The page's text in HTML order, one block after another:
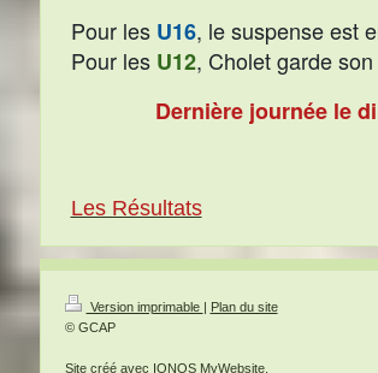
Pour les U16, le suspense est
Pour les U12, Cholet garde
Dernière journée le
Les Résultats
Version imprimable | Plan du site
© GCAP
Site créé avec IONOS MyWebsite.